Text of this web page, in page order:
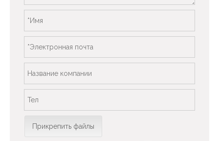
Прикрепить файлы